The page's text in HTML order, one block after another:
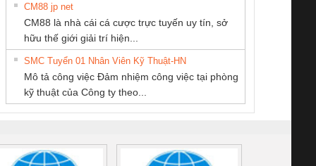
sát chuỗi
tấm pin
16I+
(2502520000)
Bộ chỉnh lưu nguồn
điện TRANSCLINIC
BKE 1K5.4
(7791400879)2. Giá
Nẹp nhôm chống
trơn Đà Nẵng
ty TNHH
Mại SX Ba
TM-DV DAI DONG
THANH
KINH DOANH
CM88 jp net
CM88 là nhà cái cá cược trực tuyến uy tín, sở
hữu thế giới giải trí hiện...
SMC Tuyển 01 Nhân Viên Kỹ Thuật-HN
Mô tả công việc Đảm nhiệm công việc tại phòng
kỹ thuật của Công ty theo...